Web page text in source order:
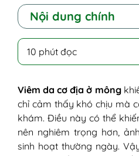
Nội dung chính
nào?
III - Cách nhận biết
IV - Viêm da cơ
nguy hiểm không?
V - Bệnh viêm da
không?
10 phút đọc
Viêm da cơ địa ở mông
chỉ cảm thấy khó chịu mà
khám. Điều này có thể
nên nghiêm trọng hơn,
sinh hoạt thường ngày.